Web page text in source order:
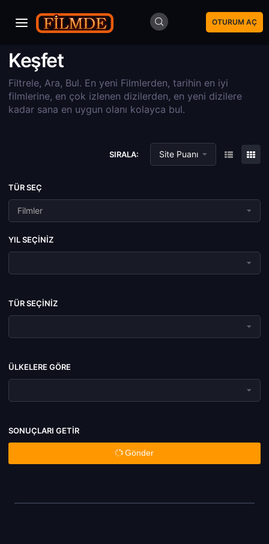
OTURUM AÇ
Keşfet
Filtrele, Ara, Bul. En yeni Filmlerden, tarihin en iyi
filmlerine, en çok izlenen dizilerden, en yeni dizilere
kadar sana en uygun olanı kolayca bul.
SIRALA: Site Puanı
TÜR SEÇ
Filmler
YIL SEÇINIZ
TÜR SEÇINIZ
ÜLKELERE GÖRE
SONUÇLARI GETIR
Gönder